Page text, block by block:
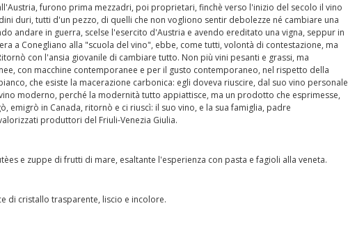
furono prima mezzadri, poi proprietari, finchè verso l'inizio del secolo il vino
duri, tutti d'un pezzo, di quelli che non vogliono sentir debolezze né cambiare una
andare in guerra, scelse l'esercito d'Austria e avendo ereditato una vigna, seppur in
a Conegliano alla "scuola del vino", ebbe, come tutti, volontà di contestazione, ma
con l'ansia giovanile di cambiare tutto. Non più vini pesanti e grassi, ma
con macchine contemporanee e per il gusto contemporaneo, nel rispetto della
che esiste la macerazione carbonica: egli doveva riuscire, dal suo vino personale
moderno, perché la modernità tutto appiattisce, ma un prodotto che esprimesse,
emigrò in Canada, ritornò e ci riuscì: il suo vino, e la sua famiglia, padre
produttori del Friuli-Venezia Giulia.
e zuppe di frutti di mare, esaltante l'esperienza con pasta e fagioli alla veneta.
di cristallo trasparente, liscio e incolore.